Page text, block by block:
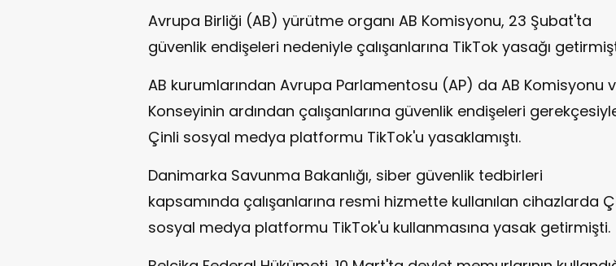
Avrupa Birliği (AB) yürütme organı AB Komisyonu, 23 Şubat'ta
güvenlik endişeleri nedeniyle çalışanlarına TikTok yasağı
AB kurumlarından Avrupa Parlamentosu (AP) da AB Komisyonu
Konseyinin ardından çalışanlarına güvenlik endişeleri
Çinli sosyal medya platformu TikTok'u yasaklamıştı.
Danimarka Savunma Bakanlığı, siber güvenlik tedbirleri
kapsamında çalışanlarına resmi hizmette kullanılan cihazlarda
sosyal medya platformu TikTok'u kullanmasına yasak getirmişti.